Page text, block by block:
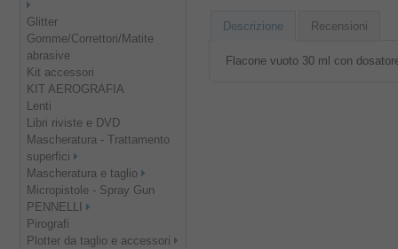
Glitter
Gomme/Correttori/Matite
abrasive
Kit accessori
KIT AEROGRAFIA
Lenti
Libri riviste e DVD
Mascheratura - Trattamento
superfici
Mascheratura e taglio
Micropistole - Spray Gun
PENNELLI
Pirografi
Plotter da taglio e accessori
Descrizione Recensioni
Flacone vuoto 30 ml con